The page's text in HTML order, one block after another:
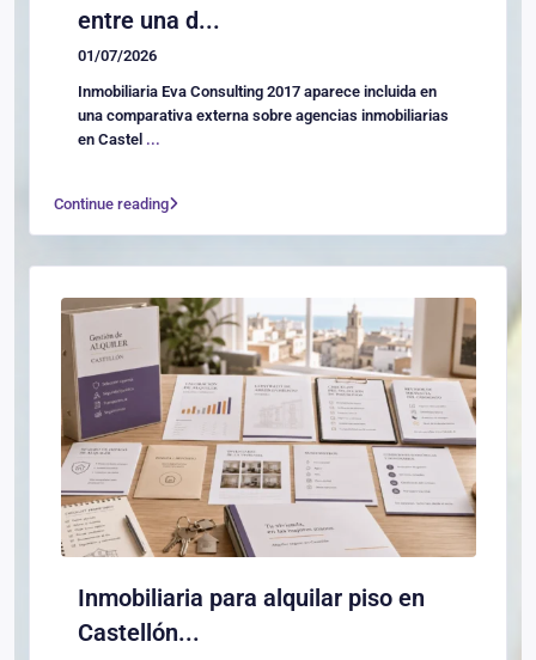
entre una d...
01/07/2026
Inmobiliaria Eva Consulting 2017 aparece incluida en
una comparativa externa sobre agencias inmobiliarias
en Castel ...
Continue reading
Inmobiliaria para alquilar piso en
Castellón...